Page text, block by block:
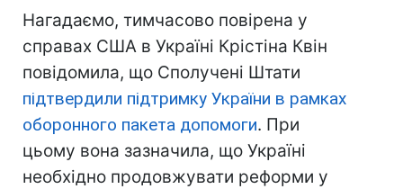
Нагадаємо, тимчасово повірена у
справах США в Україні Крістіна Квін
повідомила, що Сполучені Штати
підтвердили підтримку України в рамках
оборонного пакета допомоги. При
цьому вона зазначила, що Україні
необхідно продовжувати реформи у